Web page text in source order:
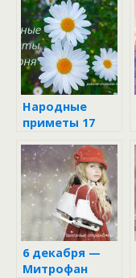
Народные
приметы 17
6 декабря —
Митрофан